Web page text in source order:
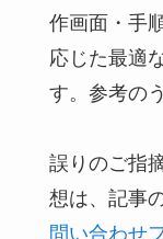
作画面・手
応じた最適
す。参考の
誤りのご指
想は、記事
問い合わせ